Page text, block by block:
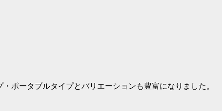
ポータブルタイプとバリエーションも豊富になりました。